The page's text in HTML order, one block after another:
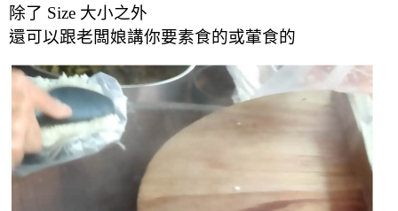
除了 Size 大小之外
還可以跟老闆娘講你要素食的或葷食的